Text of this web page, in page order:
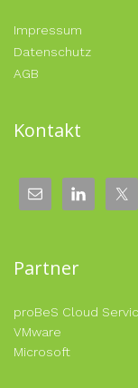
Impressum
Datenschutz
AGB
Kontakt
Partner
proBeS Cloud
VMware
Microsoft